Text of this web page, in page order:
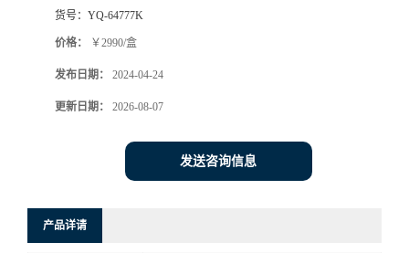
货号： YQ-64777K
价格： ￥2990/盒
发布日期： 2024-04-24
更新日期： 2026-08-07
发送咨询信息
产品详请